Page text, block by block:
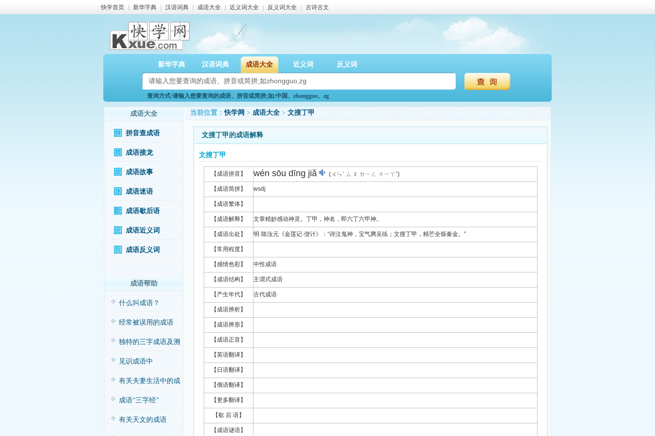
快学首页 新华字典 汉语词典 成语大全 近义词大全 反义词大全 古诗古文
新华字典 汉语词典 成语大全 近义词 反义词
查询方式:请输入您要查询的成语、拼音或简拼;如:中国、zhongguo、zg
成语大全
拼音查成语
成语接龙
成语故事
成语迷语
成语歇后语
成语近义词
成语反义词
成语帮助
什么叫成语？
经常被误用的成语
独特的三字成语及溯
源
见识成语中
的“三”与“五”
有关夫妻生活中的成
语应用（搞笑
成语“三字经”
有关天文的成语
当前位置：快学网 > 成语大全 > 文搜丁甲
文搜丁甲的成语解释
文搜丁甲
【成语拼音】 wén sōu dīng jiǎ (ㄨㄣˊ ㄙㄡ ㄉㄧㄥ ㄐㄧㄚˇ)
【成语简拼】 wsdj
【成语繁体】
【成语解释】 文章精妙感动神灵。丁甲，神名，即六丁六甲神。
【成语出处】 明·陈汝元《金莲记·偕计》：“诗泣鬼神，宝气腾吴练；文搜丁甲，精芒全烁秦金。”
【常用程度】
【感情色彩】 中性成语
【成语结构】 主谓式成语
【产生年代】 古代成语
【成语辨析】
【成语辨形】
【成语正音】
【英语翻译】
【日语翻译】
【俄语翻译】
【更多翻译】
【歇 后 语】
【成语谜语】